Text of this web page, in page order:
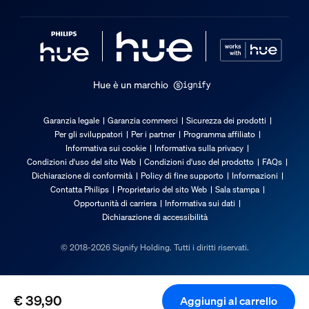
€ 39,90 Aggiungi al carrello
Funzionalità aggiuntiva/accessorio
Intensità regolabile con app Hue e interruttore
Sì
Caratteristiche luce
Hue è un marchio
Garanzia legale Garanzia commerci
Sicurezza dei prodotti
Per gli sviluppatori
Per i partner
Programma affiliato
Informativa sui cookie
Informativa sulla privacy
Condizioni d'uso del sito Web
Condizioni d'uso del prodotto
FAQs
Dichiarazione di conformità
Policy di fine supporto
Informazioni
Contatta Philips
Proprietario del sito Web
Sala stampa
Opportunità di carriera
Informativa sui dati
Dichiarazione di accessibilità
© 2018-2026 Signify Holding. Tutti i diritti riservati.